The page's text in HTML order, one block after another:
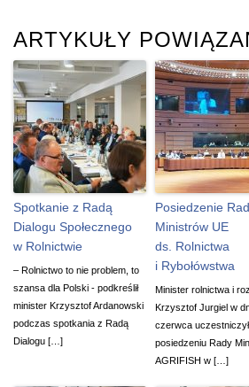
ARTYKUŁY
Spotkanie z Radą
Dialogu Społecznego
w Rolnictwie
– Rolnictwo to nie problem, to
szansa dla Polski - podkreślił
minister Krzysztof Ardanowski
podczas spotkania z Radą
Dialogu […]
Posiedzenie
Ministrów UE
ds. Rolnictwa
i Rybołówstwa
Minister rolnictwa i
Krzysztof Jurgiel w
czerwca
posiedzeniu Rady
AGRIFISH w […]